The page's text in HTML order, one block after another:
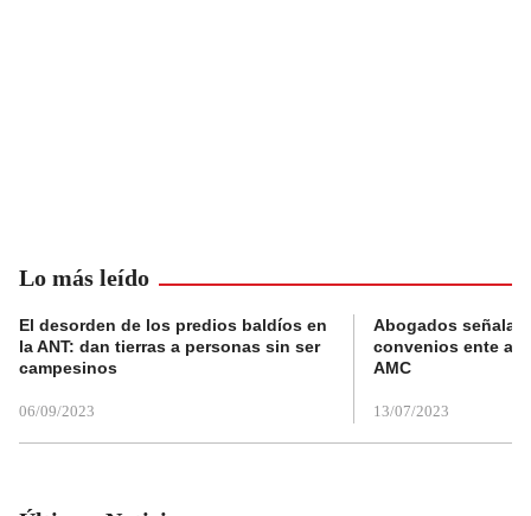
Lo más leído
El desorden de los predios baldíos en
la ANT: dan tierras a personas sin ser
campesinos
06/09/2023
Abogados
convenios ente
AMC
13/07/2023